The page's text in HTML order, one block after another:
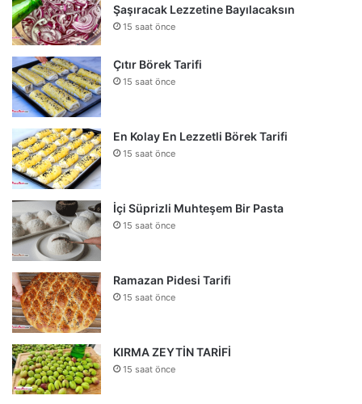
Şaşıracak Lezzetine Bayılacaksın
15 saat önce
Çıtır Börek Tarifi
15 saat önce
En Kolay En Lezzetli Börek Tarifi
15 saat önce
İçi Süprizli Muhteşem Bir Pasta
15 saat önce
Ramazan Pidesi Tarifi
15 saat önce
KIRMA ZEYTİN TARİFİ
15 saat önce